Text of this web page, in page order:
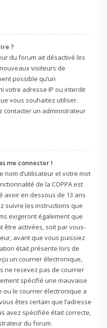
?
du forum ait désactivé les
visiteurs de
possible qu’un
votre adresse IP ou interdit
vous souhaitez utiliser.
contacter un administrateur
me connecter !
nom d’utilisateur et votre mot
de la COPPA est
avoir en dessous de 13 ans
suivre les instructions que
exigeront également que
être activées, soit par vous-
avant que vous puissiez
était présente lors de
un courrier électronique,
ne recevez pas de courrier
spécifié une mauvaise
le courrier électronique a
êtes certain que l’adresse
avez spécifiée était correcte,
du forum.